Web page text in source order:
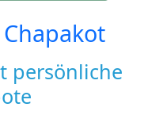
Chapakot
persönliche